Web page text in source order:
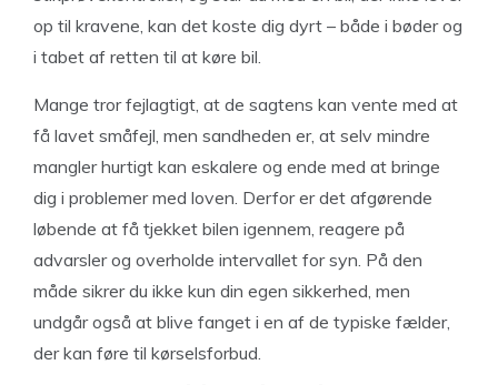
op til kravene, kan det koste dig dyrt – både i bøder og
i tabet af retten til at køre bil.
Mange tror fejlagtigt, at de sagtens kan vente med at
få lavet småfejl, men sandheden er, at selv mindre
mangler hurtigt kan eskalere og ende med at bringe
dig i problemer med loven. Derfor er det afgørende
løbende at få tjekket bilen igennem, reagere på
advarsler og overholde intervallet for syn. På den
måde sikrer du ikke kun din egen sikkerhed, men
undgår også at blive fanget i en af de typiske fælder,
der kan føre til kørselsforbud.